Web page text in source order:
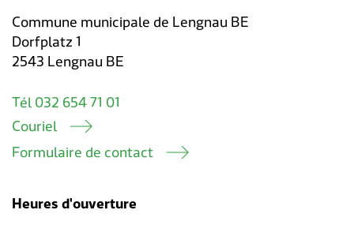
Commune municipale de Lengnau BE
Dorfplatz 1
2543 Lengnau BE
Tél 032 654 71 01
Couriel
Formulaire de contact
Heures d'ouverture